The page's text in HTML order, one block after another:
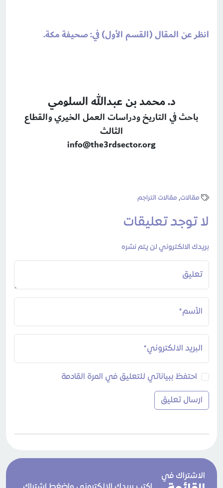
انظر عن المقال (القسم الأول) في: صحيفة مكة.
د. محمد بن عبدالله السلومي
باحث في التاريخ ودراسات العمل الخيري والقطاع
الثالث
info@the3rdsector.org
مقالات, مقالات التراجم
لا توجد تعليقات
بريدك الالكتروني لن يتم نشره
تعليق
الأسم*
البريد الالكتروني*
احتفظ ببياناتي للتعليق في المرة القادمة
الاشتراك في